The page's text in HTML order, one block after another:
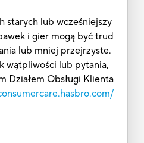
starych lub wcześniejszy
i gier mogą być trud
lub mniej przejrzyste.
wątpliwości lub pytania,
Działem Obsługi Klienta